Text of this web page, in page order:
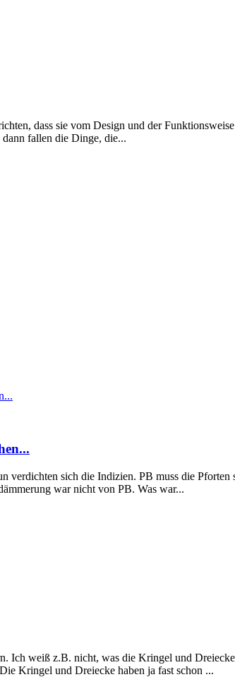
dass sie vom Design und der
fallen die Dinge, die...
verdichten sich die Indizien. PB muss die
war nicht von PB. Was war...
Ich weiß z.B. nicht, was die Kringel und
Kringel und Dreiecke haben ja fast schon ...